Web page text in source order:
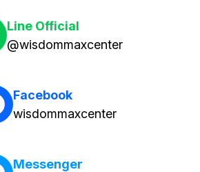
Line Official
@wisdommaxcenter
Facebook
wisdommaxcenter
Messenger